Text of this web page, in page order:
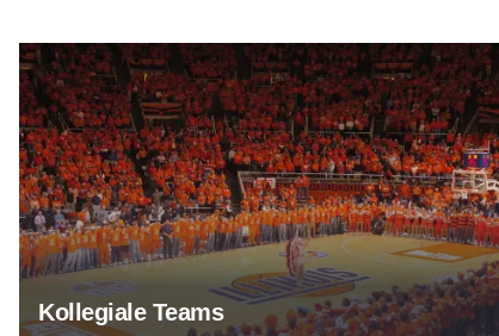
Kollegiale Teams
Kollegiale Teams